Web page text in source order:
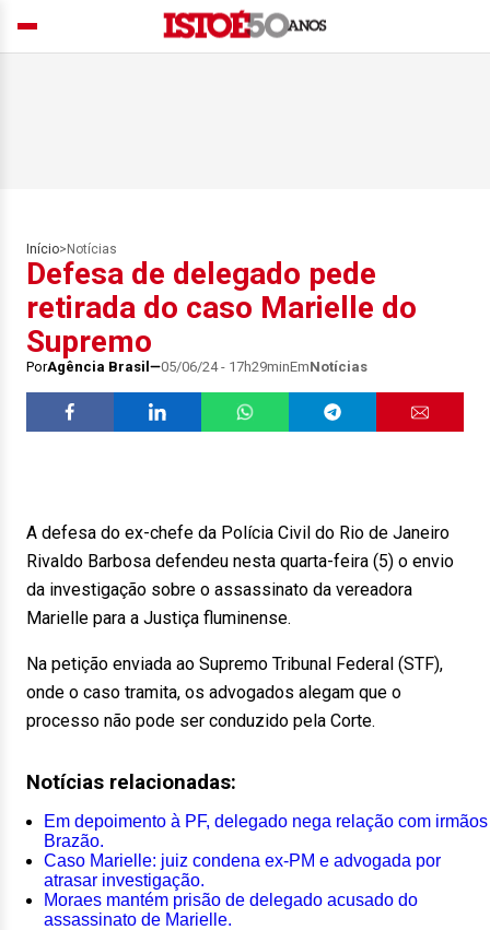
Início> Notícias
Defesa de delegado pede
retirada do caso Marielle do
Supremo
PorAgência Brasil 05/06/24 - 17h29minEmNotícias
A defesa do ex-chefe da Polícia Civil do Rio de Janeiro
Rivaldo Barbosa defendeu nesta quarta-feira (5) o envio
da investigação sobre o assassinato da vereadora
Marielle para a Justiça fluminense.
Na petição enviada ao Supremo Tribunal Federal (STF),
onde o caso tramita, os advogados alegam que o
processo não pode ser conduzido pela Corte.
Notícias relacionadas:
Em depoimento à PF, delegado nega relação com irmãos
Brazão.
Caso Marielle: juiz condena ex-PM e advogada por
atrasar investigação.
Moraes mantém prisão de delegado acusado do
assassinato de Marielle.